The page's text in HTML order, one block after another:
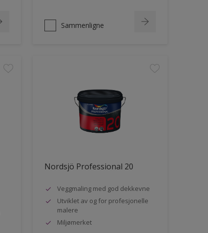
Sammenligne
Nordsjö Professional 20
Veggmaling med god dekkevne
Utviklet av og for profesjonelle
malere
Miljømerket